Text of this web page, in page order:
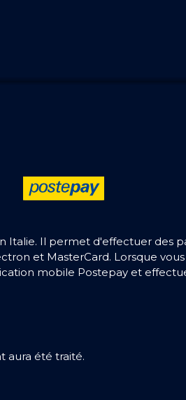
Il permet d'effectuer des
et MasterCard. Lorsque
mobile Postepay et
aura été traité.